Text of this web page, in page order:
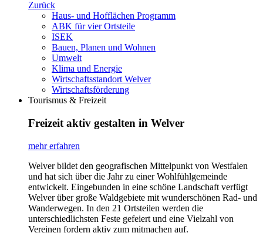
Zurück
Haus- und Hofflächen Programm
ABK für vier Ortsteile
ISEK
Bauen, Planen und Wohnen
Umwelt
Klima und Energie
Wirtschaftsstandort Welver
Wirtschaftsförderung
Tourismus & Freizeit
Freizeit aktiv gestalten in Welver
mehr erfahren
Welver bildet den geografischen Mittelpunkt von Westfalen
und hat sich über die Jahr zu einer Wohlfühlgemeinde
entwickelt. Eingebunden in eine schöne Landschaft verfügt
Welver über große Waldgebiete mit wunderschönen Rad- und
Wanderwegen. In den 21 Ortsteilen werden die
unterschiedlichsten Feste gefeiert und eine Vielzahl von
Vereinen fordern aktiv zum mitmachen auf.